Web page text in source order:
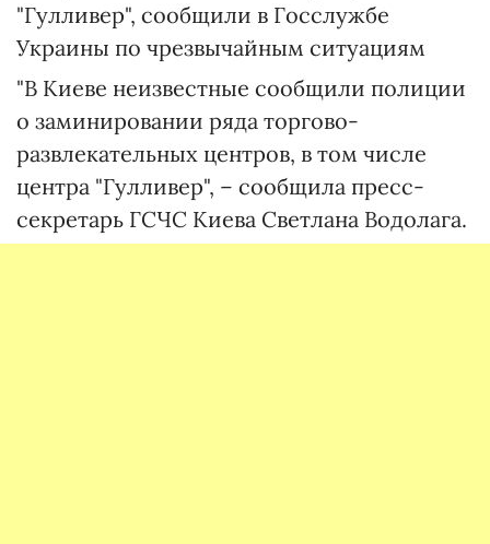
"Гулливер", сообщили в Госслужбе
Украины по чрезвычайным ситуациям
"В Киеве неизвестные сообщили полиции
о заминировании ряда торгово-
развлекательных центров, в том числе
центра "Гулливер", – сообщила пресс-
секретарь ГСЧС Киева Светлана Водолага.